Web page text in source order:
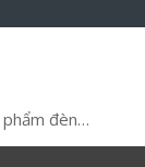
đèn…